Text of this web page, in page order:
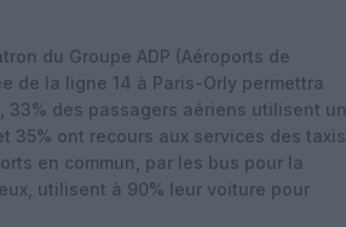
du Groupe ADP (Aéroports de
de la ligne 14 à Paris-Orly permettra
33% des passagers aériens utilisent un
35% ont recours aux services des taxis
en commun, par les bus pour la
utilisent à 90% leur voiture pour